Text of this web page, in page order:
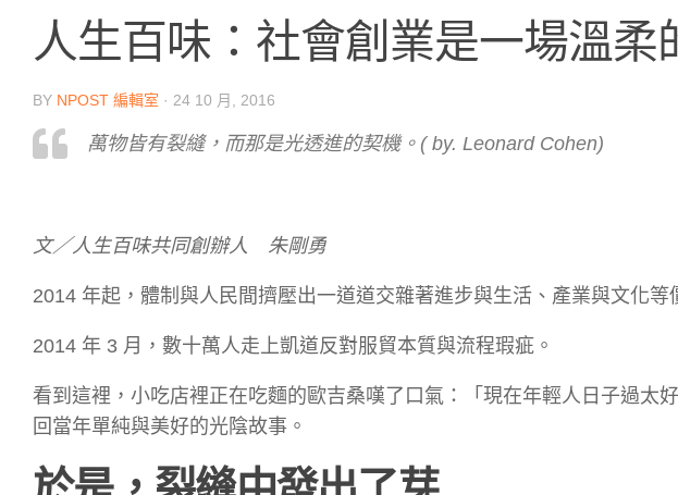
人生百味：社會創業是一場溫柔
BY NPOST 編輯室 · 24 10 月, 2016
萬物皆有裂縫，而那是光透進的契機。( by. Leonard Cohen)
文／人生百味共同創辦人 朱剛勇
2014 年起，體制與人民間擠壓出一道道交雜著進步與生活、產業與文化等
2014 年 3 月，數十萬人走上凱道反對服貿本質與流程瑕疵。
看到這裡，小吃店裡正在吃麵的歐吉桑嘆了口氣：「現在年輕人日子過太
回當年單純與美好的光陰故事。